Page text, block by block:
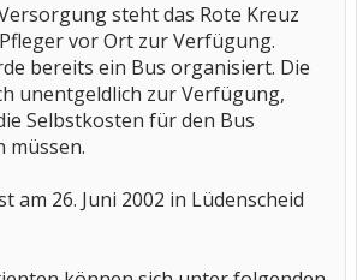
steht das Rote Kreuz
vor Ort zur Verfügung.
bereits ein Bus organisiert. Die
unentgeldlich zur Verfügung,
Selbstkosten für den Bus
müssen.
am 26. Juni 2002 in Lüdenscheid